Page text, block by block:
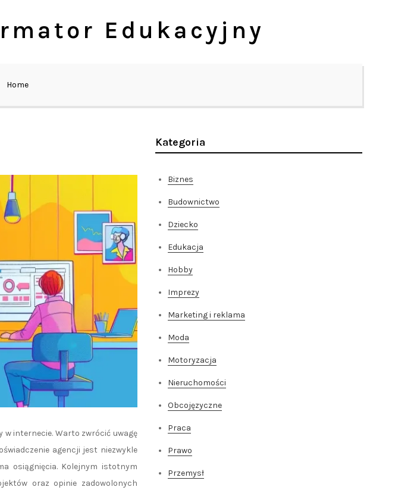
Edukacyjny
Home
w internecie. Warto zwrócić uwagę
agencji jest niezwykle
osiągnięcia. Kolejnym istotnym
oraz opinie zadowolonych
Kategoria
Biznes
Budownictwo
Dziecko
Edukacja
Hobby
Imprezy
Marketing i reklama
Moda
Motoryzacja
Nieruchomości
Obcojęzyczne
Praca
Prawo
Przemysł